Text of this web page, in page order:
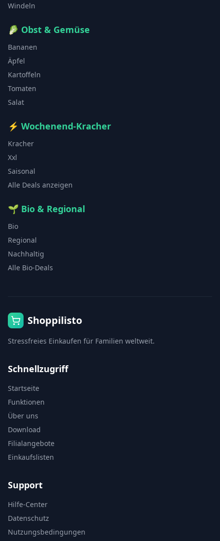
Windeln
🥬 Obst & Gemüse
Bananen
Äpfel
Kartoffeln
Tomaten
Salat
⚡ Wochenend-Kracher
Kracher
Xxl
Saisonal
Alle Deals anzeigen
🌱 Bio & Regional
Bio
Regional
Nachhaltig
Alle Bio-Deals
Shoppilisto
Stressfreies Einkaufen für Familien weltweit.
Schnellzugriff
Startseite
Funktionen
Über uns
Download
Filialangebote
Einkaufslisten
Support
Hilfe-Center
Datenschutz
Nutzungsbedingungen